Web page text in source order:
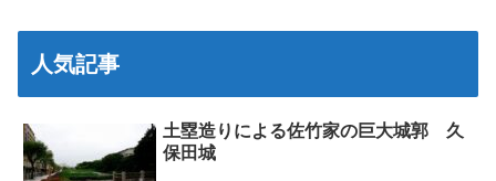
人気記事
土塁造りによる佐竹家の巨大城郭 久
保田城